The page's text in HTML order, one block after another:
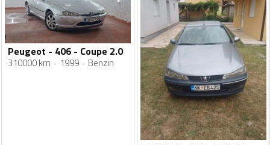
Peugeot - 406 - Coupe 2.0
310000 km 1999 Benzin